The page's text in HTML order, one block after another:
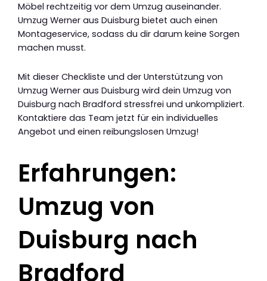
Möbel rechtzeitig vor dem Umzug auseinander.
Umzug Werner aus Duisburg bietet auch einen
Montageservice, sodass du dir darum keine Sorgen
machen musst.
Mit dieser Checkliste und der Unterstützung von
Umzug Werner aus Duisburg wird dein Umzug von
Duisburg nach Bradford stressfrei und unkompliziert.
Kontaktiere das Team jetzt für ein individuelles
Angebot und einen reibungslosen Umzug!
Erfahrungen:
Umzug von
Duisburg nach
Bradford